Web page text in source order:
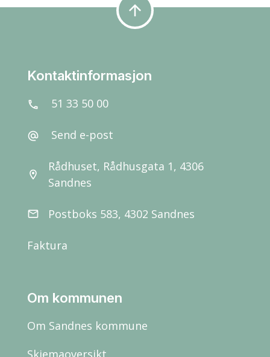
arrow_upward
Kontaktinformasjon
call 51 33 50 00
alternate_email Send e-post
location_on
Rådhuset, Rådhusgata 1, 4306
Sandnes
email Postboks 583, 4302 Sandnes
Faktura
Om kommunen
Om Sandnes kommune
Skjemaoversikt